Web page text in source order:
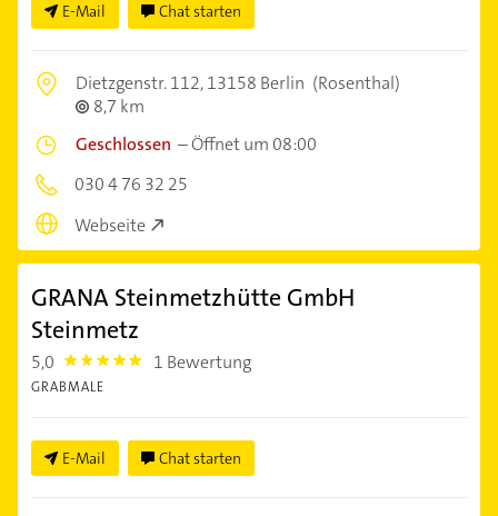
E-Mail Chat starten
Dietzgenstr. 112,13158 Berlin (Rosenthal)
8,7 km
Geschlossen –Öffnet um 08:00
030 4 76 32 25
Webseite
GRANA Steinmetzhütte GmbH
Steinmetz
5,0 5.0 1 Bewertung
GRABMALE
E-Mail Chat starten